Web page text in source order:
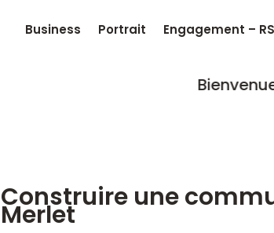
Business Portrait Engagement –
Bienvenue sur le site
Construire une
Merlet